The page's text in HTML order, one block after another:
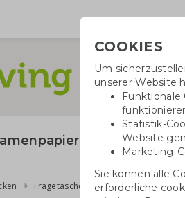
Tragetaschen Baumwolltaschen
COOKIES
Um
unserer Website
Funktionale
Statistik-
Website
Marketing-
Sie können alle
erforderliche